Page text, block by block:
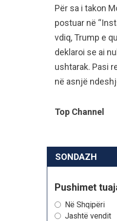
Për sa i takon
postuar në
vdiq, Trump e
deklaroi se ai
ushtarak. Pasi
në asnjë
Top Channel
SONDAZH
Pushimet
Në Shqipëri
Jashtë vendit